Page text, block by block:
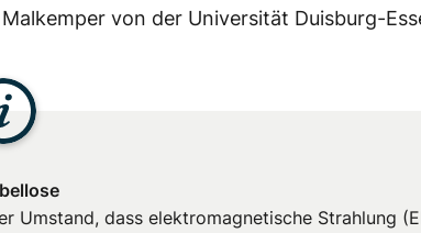
Malkemper von der Universität Duisburg-
Umstand, dass elektromagnetische Strahlung